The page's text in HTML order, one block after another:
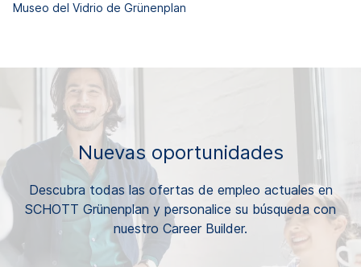
Museo del Vidrio de Grünenplan
Nuevas oportunidades
Descubra todas las ofertas de empleo actuales en
SCHOTT Grünenplan y personalice su búsqueda con
nuestro Career Builder.